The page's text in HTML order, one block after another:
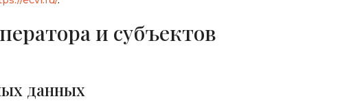
и субъектов
данных